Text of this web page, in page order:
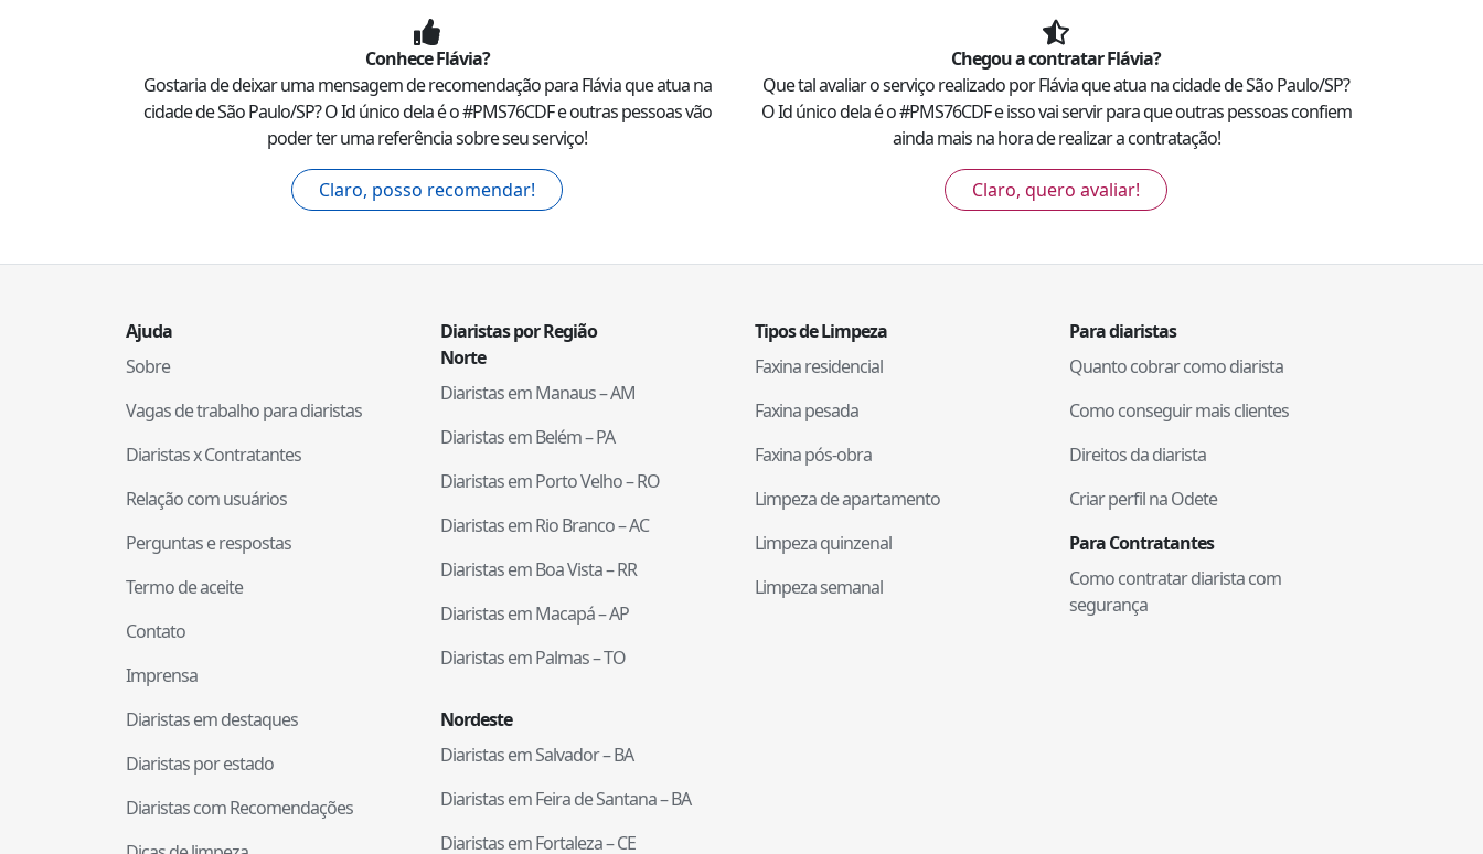
ConheceFlávia?
Gostaria de deixar uma mensagem de recomendação paraFláviaque atua na
cidade deSão Paulo/SP? O Id único dela é o #PMS76CDFe outras pessoas vão
poder ter uma referência sobre seu serviço!
Claro, posso recomendar!
Chegou a contratarFlávia?
Que tal avaliar o serviço realizado porFláviaque atua na cidade deSão Paulo/SP?
O Id único dela é o #PMS76CDFe isso vai servir para que outras pessoas confiem
ainda mais na hora de realizar a contratação!
Claro, quero avaliar!
Ajuda
Sobre
Vagas de trabalho para diaristas
Diaristas x Contratantes
Relação com usuários
Perguntas e respostas
Termo de aceite
Contato
Imprensa
Diaristas em destaques
Diaristas por estado
Diaristas com Recomendações
Diaristas por Região
Norte
Diaristas emManaus–AM
Diaristas emBelém–PA
Diaristas emPorto Velho–RO
Diaristas emRio Branco–AC
Diaristas emBoa Vista–RR
Diaristas emMacapá–AP
Diaristas emPalmas–TO
Nordeste
Diaristas emSalvador–BA
Diaristas emFeira de Santana–BA
Diaristas emFortaleza–CE
Tipos de Limpeza
Faxina residencial
Faxina pesada
Faxina pós-obra
Limpeza de apartamento
Limpeza quinzenal
Limpeza semanal
Para diaristas
Quanto cobrar como diarista
Como conseguir mais clientes
Direitos da diarista
Criar perfil na Odete
Para Contratantes
Como contratar diarista com
segurança